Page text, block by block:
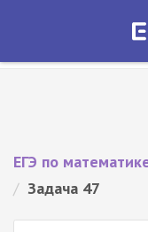
Экзамер
ЕГЭ по
/ Задача 47